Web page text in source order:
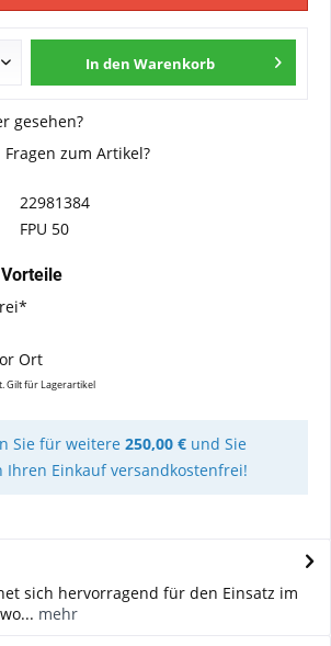
In den Warenkorb
gesehen?
Fragen zum Artikel?
22981384
FPU 50
Vorteile
Ort
Gilt für Lagerartikel
Sie für weitere 250,00 €und Sie
Ihren Einkauf versandkostenfrei!
sich hervorragend für den Einsatz im
mehr